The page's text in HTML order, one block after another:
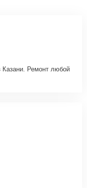
Казани. Ремонт любой